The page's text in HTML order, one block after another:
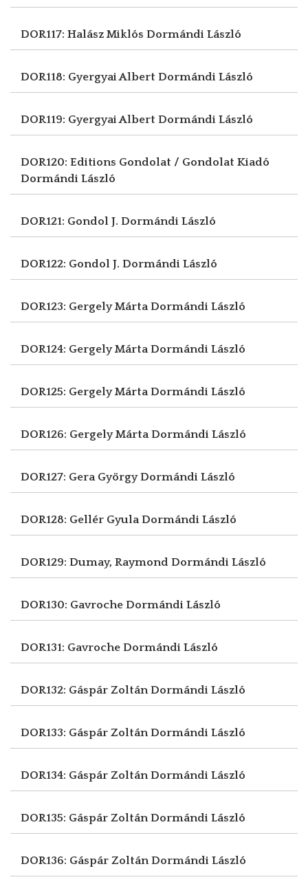
DOR117: Halász Miklós Dormándi László
DOR118: Gyergyai Albert Dormándi László
DOR119: Gyergyai Albert Dormándi László
DOR120: Editions Gondolat / Gondolat Kiadó
Dormándi László
DOR121: Gondol J. Dormándi László
DOR122: Gondol J. Dormándi László
DOR123: Gergely MártaDormándi László
DOR124: Gergely MártaDormándi László
DOR125: Gergely MártaDormándi László
DOR126: Gergely MártaDormándi László
DOR127: Gera GyörgyDormándi László
DOR128: Gellér GyulaDormándi László
DOR129: Dumay, Raymond Dormándi László
DOR130: Gavroche Dormándi László
DOR131: Gavroche Dormándi László
DOR132: Gáspár ZoltánDormándi László
DOR133: Gáspár ZoltánDormándi László
DOR134: Gáspár ZoltánDormándi László
DOR135: Gáspár ZoltánDormándi László
DOR136: Gáspár ZoltánDormándi László